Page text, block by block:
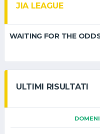
JIA LEAGUE
WAITING FOR THE
ULTIMI RISULTATI